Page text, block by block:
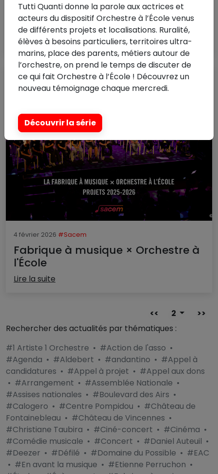
5 février 2026 #Spedidam #1 Artiste 1 Orchestre
1 Artiste 1 Orchestre
Lire la suite
4 février 2026 #Sacem
Fabrique à musique × Orchestre à
l'École
Lire la suite
<< 2
>>
Rechercher des actualités par thématiques :
#1 Artiste 1 Orchestre • #Action de l'asso •
#Agenda • #Aldebert • #andantino • #Appel à
candidatures • #Appel à projet • #Appel aux dons
• #Arrangement • #Assemblée Nationale •
#Assises nationales • #Boulevard des Airs •
#Calogero • #Centre Pompidou • #Château de
Fontainebleau • #Château de Vincennes •
#Christiane Taubira • #Ciné-concert • #Cinéma •
#Comédie musicale • #Concert • #Daniel Auteuil •
#Deezer • #Défilé • #Domaine du Possible • #EAC
• #En avant la musique • #Etienne Perruchon •
Tutti Quanti donne la parole aux actrices et
acteurs du dispositif Orchestre à l’École venus
de différents projets et localisations. Ruralité,
élèves à besoins particuliers, territoires ultra-
marins, place des parents, métiers autour de
l’orchestre, on prend le temps de discuter de
ce qui fait Orchestre à l’École ! Découvrez un
nouveau témoignage chaque mercredi.
Découvrir la série